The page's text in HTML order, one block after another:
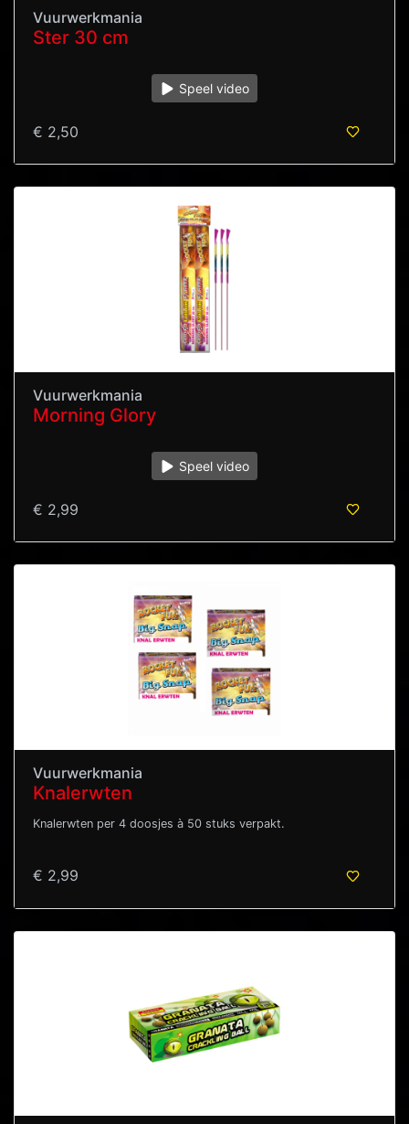
Vuurwerkmania
Ster 30 cm
Speel video
€ 2,50
Vuurwerkmania
Morning Glory
Speel video
€ 2,99
Vuurwerkmania
Knalerwten
Knalerwten per 4 doosjes à 50 stuks verpakt.
€ 2,99